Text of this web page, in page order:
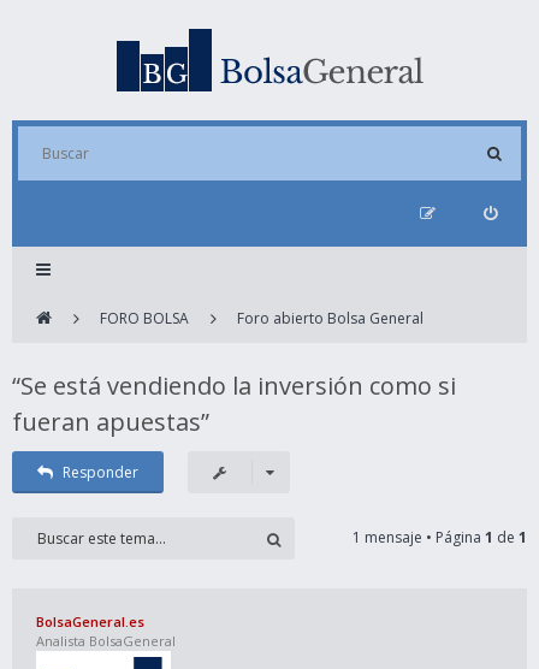
FORO BOLSA Foro abierto Bolsa General
“Se está vendiendo la inversión como si
fueran apuestas”
Responder
1 mensaje • Página 1 de 1
BolsaGeneral.es
Analista BolsaGeneral